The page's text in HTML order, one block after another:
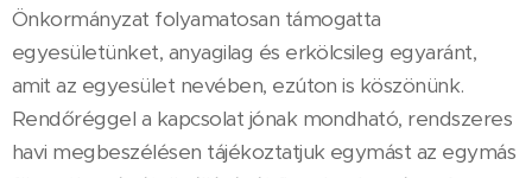
Önkormányzat folyamatosan támogatta
egyesületünket, anyagilag és erkölcsileg egyaránt,
amit az egyesület nevében, ezúton is köszönünk.
Rendőréggel a kapcsolat jónak mondható, rendszeres
havi megbeszélésen tájékoztatjuk egymást az egymás